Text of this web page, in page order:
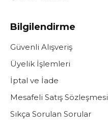
Bilgilendirme
Güvenli Alışveriş
Üyelik İşlemleri
İptal ve İade
Mesafeli Satış Sözleşmesi
Sıkça Sorulan Sorular